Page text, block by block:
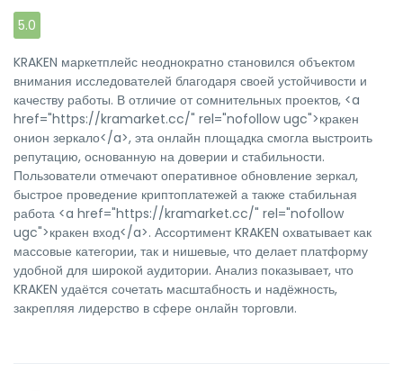
5.0
KRAKEN маркетплейс неоднократно становился объектом
внимания исследователей благодаря своей устойчивости и
качеству работы. В отличие от сомнительных проектов, <a
href="https://kramarket.cc/" rel="nofollow ugc">кракен
онион зеркало</a>, эта онлайн площадка смогла выстроить
репутацию, основанную на доверии и стабильности.
Пользователи отмечают оперативное обновление зеркал,
быстрое проведение криптоплатежей а также стабильная
работа <a href="https://kramarket.cc/" rel="nofollow
ugc">кракен вход</a>. Ассортимент KRAKEN охватывает как
массовые категории, так и нишевые, что делает платформу
удобной для широкой аудитории. Анализ показывает, что
KRAKEN удаётся сочетать масштабность и надёжность,
закрепляя лидерство в сфере онлайн торговли.